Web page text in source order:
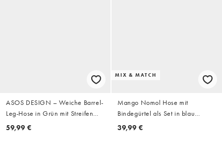
ASOS DESIGN – Weiche Barrel-
Leg-Hose in Grün mit Streifen
und Bindedetail
59,99 €
MIX & MATCH
Mango Nomol Hose mit
Bindegürtel als Set in blau
gestreift
39,99 €